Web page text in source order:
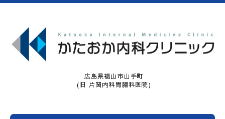
広島県福山市山手町
(旧 片岡内科胃腸科医院)